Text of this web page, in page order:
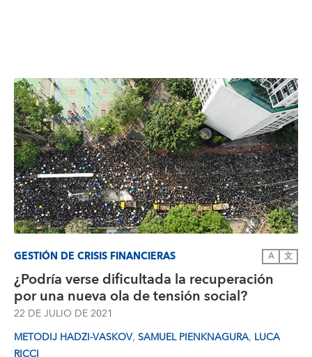
GESTIÓN DE CRISIS FINANCIERAS A 文
¿Podría verse dificultada la recuperación
por una nueva ola de tensión social?
22 DE JULIO DE 2021
METODIJ HADZI-VASKOV, SAMUEL PIENKNAGURA, LUCA